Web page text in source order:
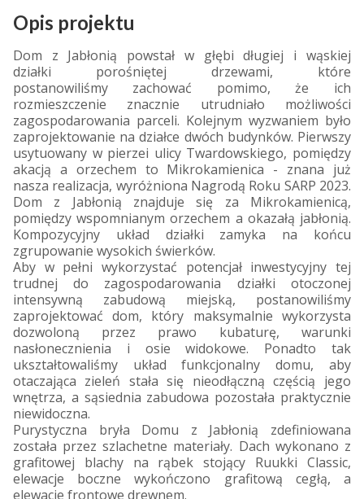
Opis projektu
Dom z Jabłonią powstał w głębi długiej i wąskiej
działki porośniętej drzewami, które
postanowiliśmy zachować pomimo, że ich
rozmieszczenie znacznie utrudniało możliwości
zagospodarowania parceli. Kolejnym wyzwaniem było
zaprojektowanie na działce dwóch budynków. Pierwszy
usytuowany w pierzei ulicy Twardowskiego, pomiędzy
akacją a orzechem to Mikrokamienica - znana już
nasza realizacja, wyróżniona Nagrodą Roku SARP 2023.
Dom z Jabłonią znajduje się za Mikrokamienicą,
pomiędzy wspomnianym orzechem a okazałą jabłonią.
Kompozycyjny układ działki zamyka na końcu
zgrupowanie wysokich świerków.
Aby w pełni wykorzystać potencjał inwestycyjny tej
trudnej do zagospodarowania działki otoczonej
intensywną zabudową miejską, postanowiliśmy
zaprojektować dom, który maksymalnie wykorzysta
dozwoloną przez prawo kubaturę, warunki
nasłonecznienia i osie widokowe. Ponadto tak
ukształtowaliśmy układ funkcjonalny domu, aby
otaczająca zieleń stała się nieodłączną częścią jego
wnętrza, a sąsiednia zabudowa pozostała praktycznie
niewidoczna.
Purystyczna bryła Domu z Jabłonią zdefiniowana
została przez szlachetne materiały. Dach wykonano z
grafitowej blachy na rąbek stojący Ruukki Classic,
elewacje boczne wykończono grafitową cegłą, a
elewacje frontowe drewnem.